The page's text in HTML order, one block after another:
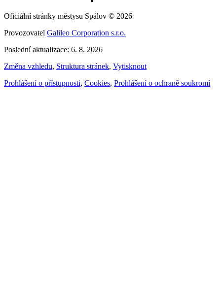
Oficiální stránky městysu Spálov © 2026
Provozovatel Galileo Corporation s.r.o.
Poslední aktualizace: 6. 8. 2026
Změna vzhledu, Struktura stránek, Vytisknout
Prohlášení o přístupnosti, Cookies, Prohlášení o ochraně soukromí